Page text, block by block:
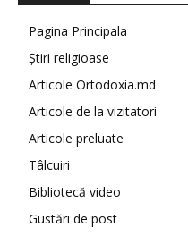
Pagina Principala
Știri religioase
Articole Ortodoxia.md
Articole de la vizitatori
Articole preluate
Tâlcuiri
Bibliotecă video
Gustări de post